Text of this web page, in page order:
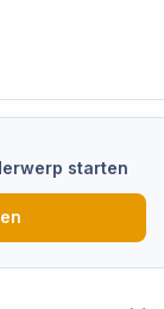
starten